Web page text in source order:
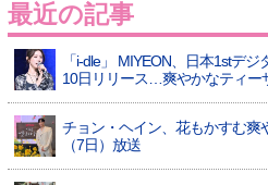
最近の記事
「i-dle」 MIYEON、日本1stデ
10日リリース…爽やかなティー
チョン・ヘイン、花もかすむ
（7日）放送